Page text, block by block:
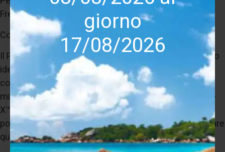
giorno
17/08/2026
Frequenze di crossover: da verificare
Conclusione commerciale
Il Paradigm Premier 820F v2 è il diffusore da pavimento
ideale per chi desidera prestazioni complete senza
compromessi. La combinazione tra tweeter AL-MAC™,
midrange dedicato e doppi woofer da 177 mm Carbon-
X™ consente di ottenere una riproduzione sonora
potente, dettagliata e coinvolgente, capace di valorizzare
qualsiasi impianto Hi-Fi o Home Cinema di alto livello.